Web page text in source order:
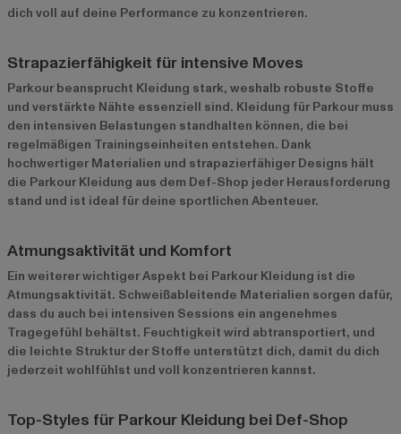
dich voll auf deine Performance zu konzentrieren.
Strapazierfähigkeit für intensive Moves
Parkour beansprucht Kleidung stark, weshalb robuste Stoffe
und verstärkte Nähte essenziell sind. Kleidung für Parkour muss
den intensiven Belastungen standhalten können, die bei
regelmäßigen Trainingseinheiten entstehen. Dank
hochwertiger Materialien und strapazierfähiger Designs hält
die Parkour Kleidung aus dem Def-Shop jeder Herausforderung
stand und ist ideal für deine sportlichen Abenteuer.
Atmungsaktivität und Komfort
Ein weiterer wichtiger Aspekt bei Parkour Kleidung ist die
Atmungsaktivität. Schweißableitende Materialien sorgen dafür,
dass du auch bei intensiven Sessions ein angenehmes
Tragegefühl behältst. Feuchtigkeit wird abtransportiert, und
die leichte Struktur der Stoffe unterstützt dich, damit du dich
jederzeit wohlfühlst und voll konzentrieren kannst.
Top-Styles für Parkour Kleidung bei Def-Shop